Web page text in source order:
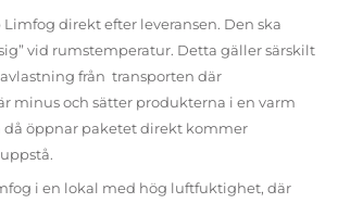
direkt efter leveransen. Den ska
vid rumstemperatur. Detta gäller särskilt
från transporten där
minus och sätter produkterna i en varm
då öppnar paketet direkt kommer
i en lokal med hög luftfuktighet, där